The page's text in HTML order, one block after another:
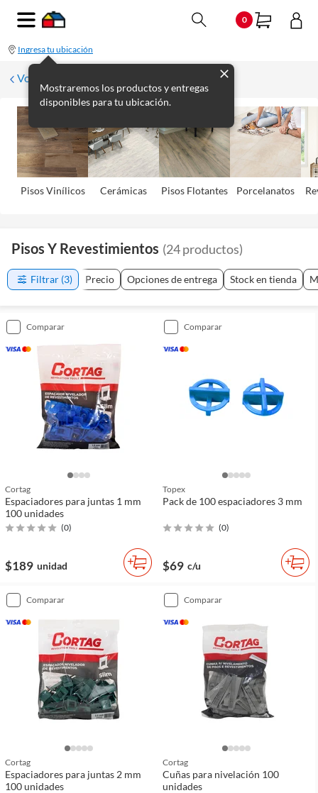
0
Ingresa tu ubicación
Mostraremos los productos y entregas
disponibles para tu ubicación.
Volver
Pisos Viní­licos Cerámicas Pisos Flotantes Porcelanatos
Pisos Y Revestimientos (24productos)
Filtrar (3) Precio Opciones de entrega Stock en tienda
comparar
Cortag
Espaciadores para juntas 1 mm
100 unidades
(0)
$189 unidad
comparar
Topex
Pack de 100 espaciadores 3 mm
(0)
$69 c/u
comparar
Cortag
Espaciadores para juntas 2 mm
100 unidades
comparar
Cortag
Cuñas para nivelación 100
unidades